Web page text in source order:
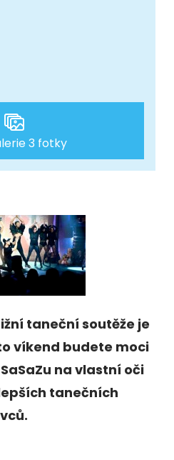
3 fotky
taneční soutěže je
víkend budete moci
na vlastní oči
tanečních